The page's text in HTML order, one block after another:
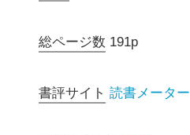
総ページ数 191p
書評サイト 読書メーター